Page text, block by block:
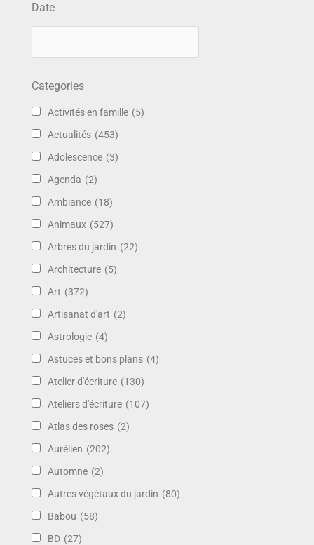
Date
Categories
Activités en famille (5)
Actualités (453)
Adolescence (3)
Agenda (2)
Ambiance (18)
Animaux (527)
Arbres du jardin (22)
Architecture (5)
Art (372)
Artisanat d'art (2)
Astrologie (4)
Astuces et bons plans (4)
Atelier d'écriture (130)
Ateliers d'écriture (107)
Atlas des roses (2)
Aurélien (202)
Automne (2)
Autres végétaux du jardin (80)
Babou (58)
BD (27)